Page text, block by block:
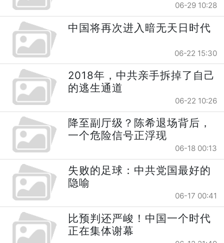
06-29 10:28
中国将再次进入暗无天日时代
06-22 15:30
2018年，中共亲手拆掉了自己
的逃生通道
06-22 10:26
降至副厅级？陈希退场背后，
一个危险信号正浮现
06-18 00:13
失败的足球：中共党国最好的
隐喻
06-17 00:41
比预判还严峻！中国一个时代
正在集体谢幕